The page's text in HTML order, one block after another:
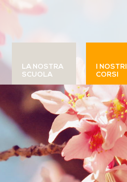
LA NOSTRA
SCUOLA
I NOSTRI
CORSI